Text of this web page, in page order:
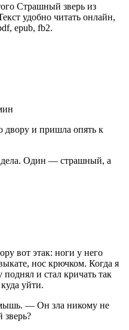
Страшный зверь из
удобно читать онлайн,
epub, fb2.
и пришла опять к
Один — страшный, а
вот этак: ноги у него
нос крючком. Когда я
и стал кричать так
уйти.
— Он зла никому не
зверь?